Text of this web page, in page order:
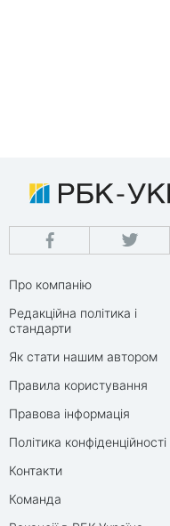
Про компанію
Редакційна політика і
стандарти
Як стати нашим автором
Правила користування
Правова інформація
Політика конфіденційності
Контакти
Команда